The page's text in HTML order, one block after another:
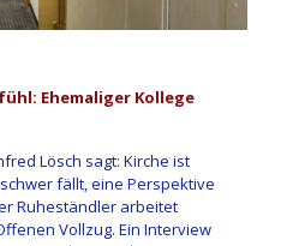
Ehemaliger Kollege
Lösch sagt: Kirche ist
fällt, eine Perspektive
Ruheständler arbeitet
Vollzug. Ein Interview